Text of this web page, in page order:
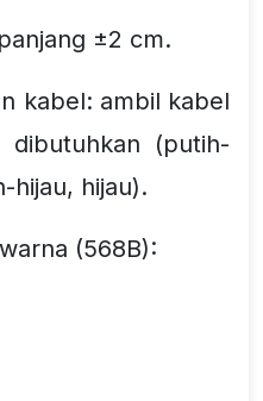
±2 cm.
kabel: ambil kabel
dibutuhkan (putih-
hijau, hijau).
(568B):